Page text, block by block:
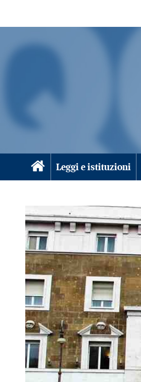
Leggi e istituzioni